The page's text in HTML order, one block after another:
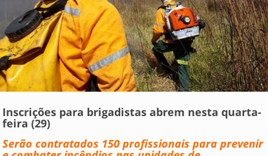
Inscrições para brigadistas abrem nesta quarta-
feira (29)
Serão contratados 150 profissionais para prevenir